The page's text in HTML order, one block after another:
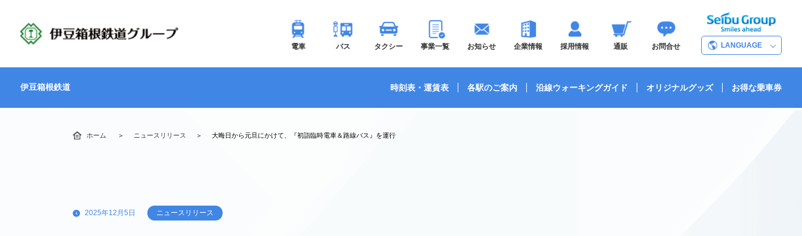
電車 バス タクシー 事業一覧 お知らせ 企業情報 採用情報 通販 お問合せ LANGUAGE
伊豆箱根鉄道 時刻表・運賃表 各駅のご案内 沿線ウォーキングガイド オリジナルグッズ お得な乗車券
ホーム ニュースリリース 大晦日から元旦にかけて、『初詣臨時電車＆路線バス』を運行
2025年12月5日 ニュースリリース